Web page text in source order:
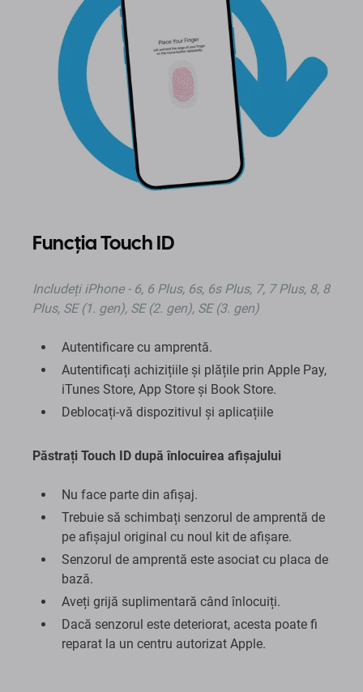
Funcția Touch ID
Includeți iPhone - 6, 6 Plus, 6s, 6s Plus, 7, 7 Plus, 8, 8
Plus, SE (1. gen), SE (2. gen), SE (3. gen)
Autentificare cu amprentă.
Autentificați achizițiile și plățile prin Apple Pay,
iTunes Store, App Store și Book Store.
Deblocați-vă dispozitivul și aplicațiile
Păstrați Touch ID după înlocuirea afișajului
Nu face parte din afișaj.
Trebuie să schimbați senzorul de amprentă de
pe afișajul original cu noul kit de afișare.
Senzorul de amprentă este asociat cu placa de
bază.
Aveți grijă suplimentară când înlocuiți.
Dacă senzorul este deteriorat, acesta poate fi
reparat la un centru autorizat Apple.